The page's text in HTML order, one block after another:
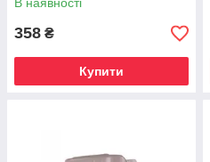
200 мл
358 ₴
Купити